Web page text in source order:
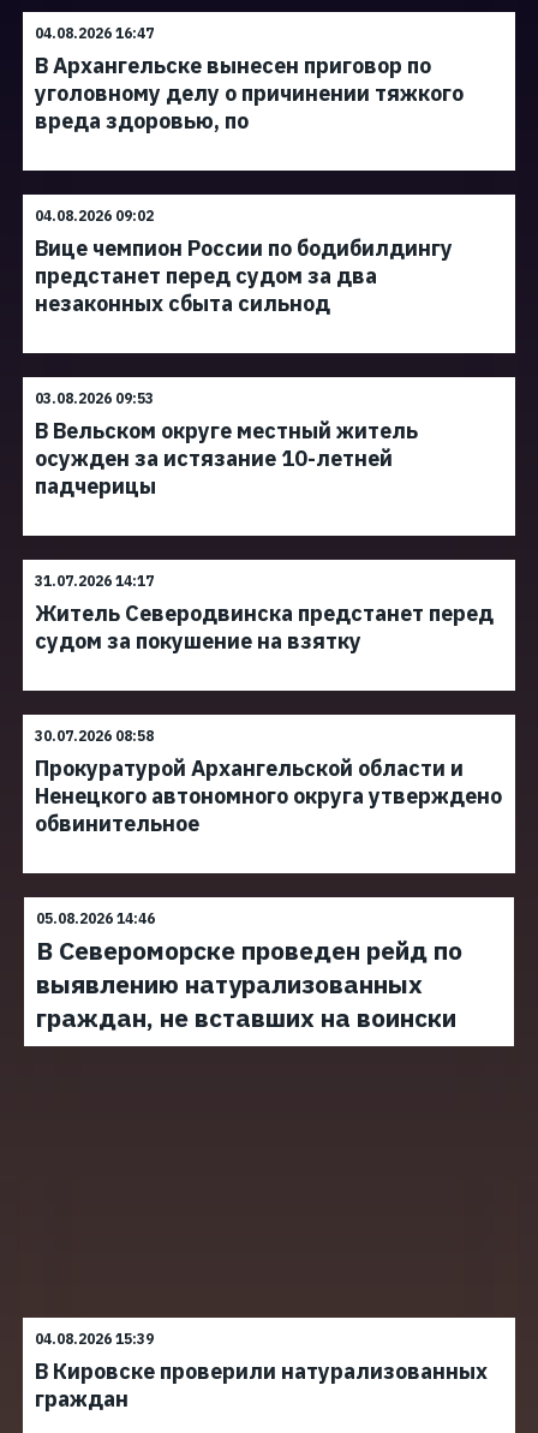
04.08.2026 16:47
В Архангельске вынесен приговор по
уголовному делу о причинении тяжкого
вреда здоровью, по
04.08.2026 09:02
Вице чемпион России по бодибилдингу
предстанет перед судом за два
незаконных сбыта сильнод
03.08.2026 09:53
В Вельском округе местный житель
осужден за истязание 10-летней
падчерицы
31.07.2026 14:17
Житель Северодвинска предстанет перед
судом за покушение на взятку
30.07.2026 08:58
Прокуратурой Архангельской области и
Ненецкого автономного округа утверждено
обвинительное
05.08.2026 14:46
В Североморске проведен рейд по
выявлению натурализованных
граждан, не вставших на воински
04.08.2026 15:39
В Кировске проверили натурализованных
граждан